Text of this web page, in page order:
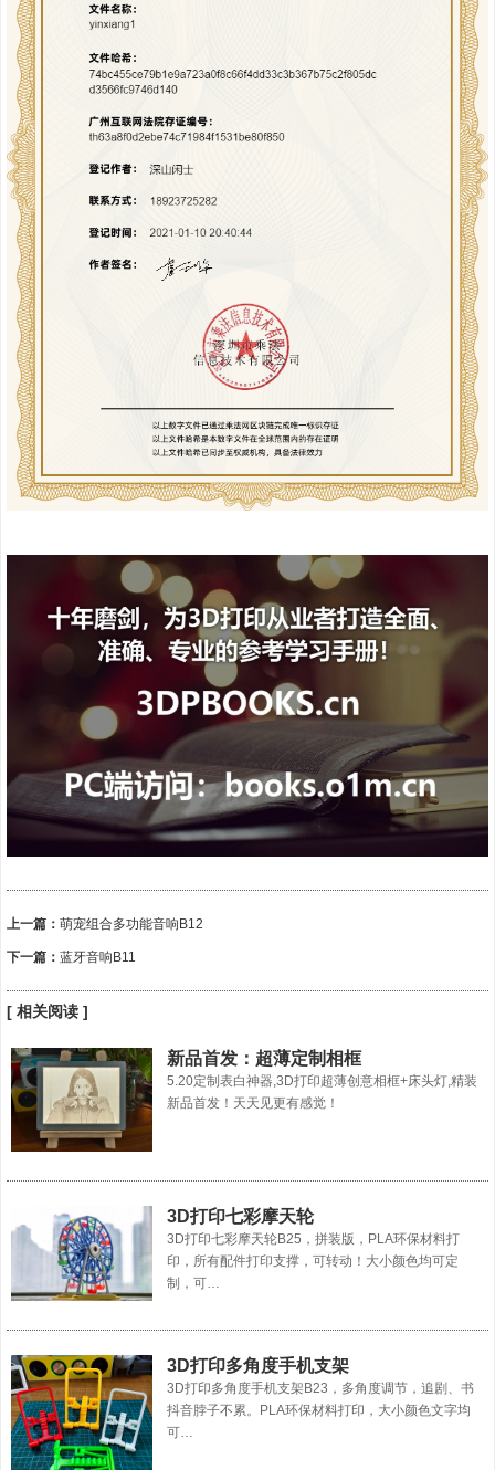
上一篇： 萌宠组合多功能音响B12
下一篇： 蓝牙音响B11
[ 相关阅读 ]
新品首发：超薄定制相框
5.20定制表白神器,3D打印超薄创意相框+床头灯,精装
新品首发！天天见更有感觉！
3D打印七彩摩天轮
3D打印七彩摩天轮B25，拼装版，PLA环保材料打
印，所有配件打印支撑，可转动！大小颜色均可定
制，可…
3D打印多角度手机支架
3D打印多角度手机支架B23，多角度调节，追剧、书
抖音脖子不累。PLA环保材料打印，大小颜色文字均
可…